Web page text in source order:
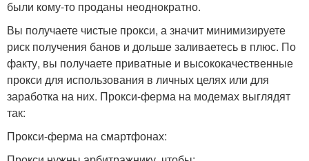
были кому-то проданы неоднократно.
Вы получаете чистые прокси, а значит минимизируете
риск получения банов и дольше заливаетесь в плюс. По
факту, вы получаете приватные и высококачественные
прокси для использования в личных целях или для
заработка на них. Прокси-ферма на модемах выглядят
так:
Прокси-ферма на смартфонах: